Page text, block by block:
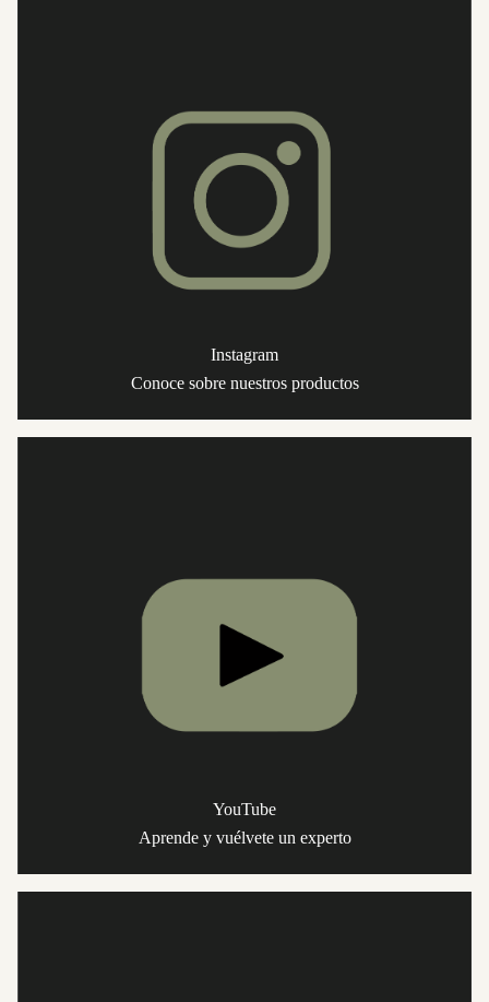
Instagram
Conoce sobre nuestros productos
YouTube
Aprende y vuélvete un experto